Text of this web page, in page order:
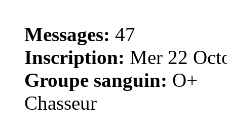
Messages: 47
Inscription: Mer 22
Groupe sanguin: O+
Chasseur